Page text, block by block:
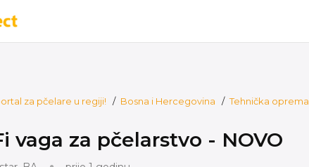
za pčelare u regiji! / Bosna i Hercegovina / Tehnička oprema
vaga za pčelarstvo - NOVO